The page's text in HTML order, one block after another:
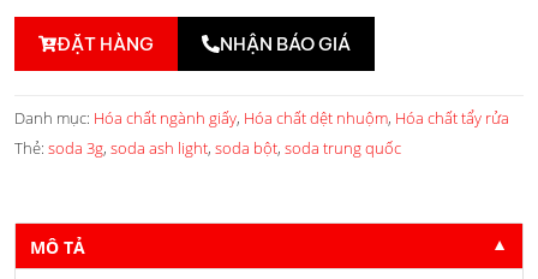
ĐẶT HÀNG NHẬN BÁO GIÁ
Danh mục: Hóa chất ngành giấy, Hóa chất dệt nhuộm, Hóa chất tẩy rửa
Thẻ: soda 3g, soda ash light, soda bột, soda trung quốc
MÔ TẢ ▼